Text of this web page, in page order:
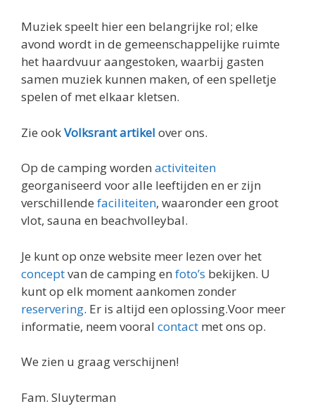
Muziek speelt hier een belangrijke rol; elke
avond wordt in de gemeenschappelijke ruimte
het haardvuur aangestoken, waarbij gasten
samen muziek kunnen maken, of een spelletje
spelen of met elkaar kletsen.
Zie ookVolksrant artikel over ons.
Op de camping worden activiteiten
georganiseerd voor alle leeftijden en er zijn
verschillende faciliteiten, waaronder een groot
vlot, sauna en beachvolleybal.
Je kunt op onze website meer lezen over het
conceptvan de camping en foto’s bekijken. U
kunt op elk moment aankomen zonder
reservering. Er is altijd een oplossing.Voor meer
informatie, neem vooral contact met ons op.
We zien u graag verschijnen!
Fam. Sluyterman